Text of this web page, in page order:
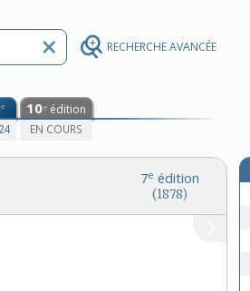
RECHERCHE AVANCÉE
e 10e édition
EN COURS
7e édition
(1878)